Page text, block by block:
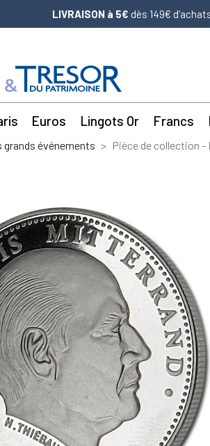
LIVRAISON à 5€ dès 149€
Euros Lingots Or Francs
grands événements Pièce de collection